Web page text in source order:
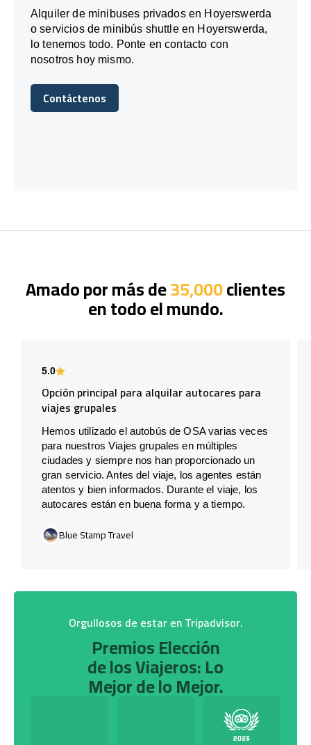
Alquiler de minibuses privados en Hoyerswerda
o servicios de minibús shuttle en Hoyerswerda,
lo tenemos todo. Ponte en contacto con
nosotros hoy mismo.
Contáctenos
Contáctenos
Amado por más de35,000clientes
en todo el mundo.
5.0
Opción principal para alquilar autocares para
viajes grupales
Hemos utilizado el autobús de OSA varias veces
para nuestros Viajes grupales en múltiples
ciudades y siempre nos han proporcionado un
gran servicio. Antes del viaje, los agentes están
atentos y bien informados. Durante el viaje, los
autocares están en buena forma y a tiempo.
Blue Stamp Travel
Orgullosos de estar en Tripadvisor.
Premios Elección
de los Viajeros: Lo
Mejor de lo Mejor.